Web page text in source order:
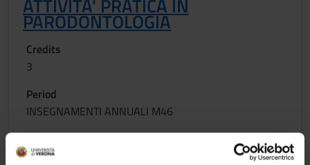
ATTIVITA' PRATICA IN
PARODONTOLOGIA
Credits
3
Period
INSEGNAMENTI ANNUALI M46
Academic staff
Giorgio Lombardo